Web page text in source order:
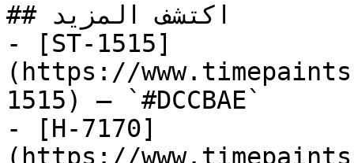
## اكتشف المزيد
- [ST-1515]
(https://
1515) — `#DCCBAE`
- [H-7170]
(https://